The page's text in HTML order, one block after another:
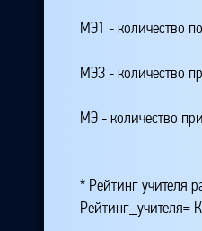
МЭ1 - количество
МЭЗ - количество
МЭ - количество
* Рейтинг учителя